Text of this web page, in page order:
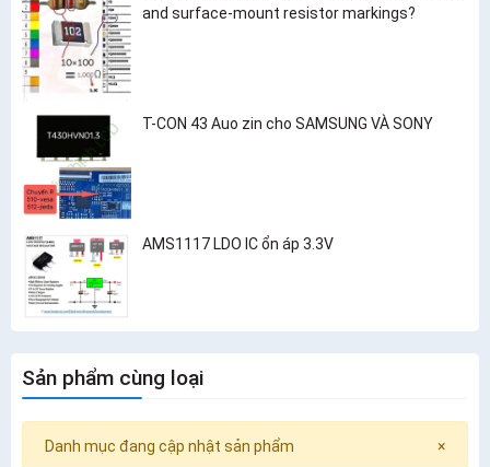
and surface-mount resistor markings?
T-CON 43 Auo zin cho SAMSUNG VÀ SONY
AMS1117 LDO IC ổn áp 3.3V
Sản phẩm cùng loại
×
Danh mục đang cập nhật sản phẩm